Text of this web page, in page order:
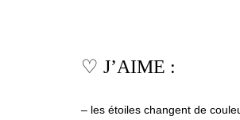
♡ J’AIME :
– les étoiles changent de